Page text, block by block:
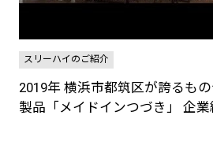
スリーハイのご紹介
2019年 横浜市都筑区が誇るも
製品「メイドインつづき」 企